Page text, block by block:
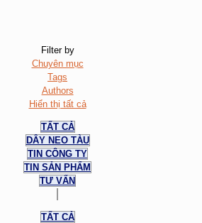
Filter by
Chuyên mục
Tags
Authors
Hiển thị tất cả
TẤT CẢ
DÂY NEO TÀU
TIN CÔNG TY
TIN SẢN PHẨM
TƯ VẤN
TẤT CẢ